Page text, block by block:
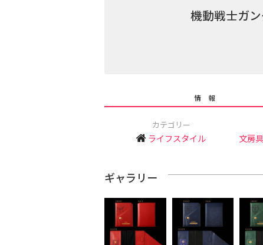
機動戦士ガ
情 報
カテゴリー
ライフスタイル 文房具
ギャラリー